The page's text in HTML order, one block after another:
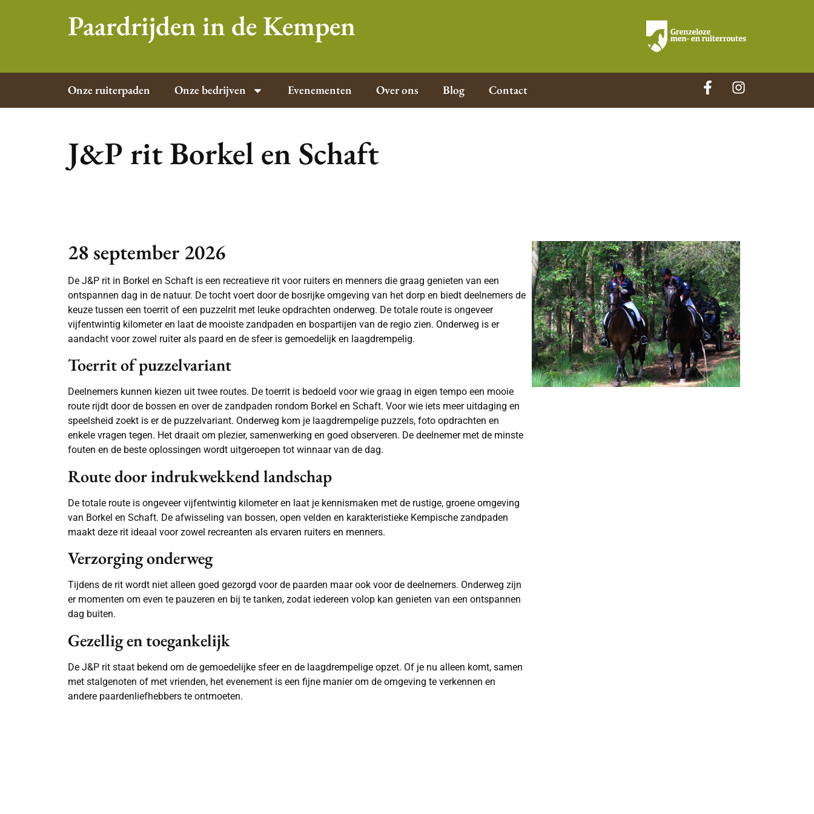
Paardrijden in de Kempen
Onze ruiterpaden Onze bedrijven Evenementen Over ons Blog Contact
J&P rit Borkel en Schaft
28 september 2026
De J&P rit in Borkel en Schaft is een recreatieve rit voor ruiters en menners die graag genieten van een
ontspannen dag in de natuur. De tocht voert door de bosrijke omgeving van het dorp en biedt deelnemers de
keuze tussen een toerrit of een puzzelrit met leuke opdrachten onderweg. De totale route is ongeveer
vijfentwintig kilometer en laat de mooiste zandpaden en bospartijen van de regio zien. Onderweg is er
aandacht voor zowel ruiter als paard en de sfeer is gemoedelijk en laagdrempelig.
Toerrit of puzzelvariant
Deelnemers kunnen kiezen uit twee routes. De toerrit is bedoeld voor wie graag in eigen tempo een mooie
route rijdt door de bossen en over de zandpaden rondom Borkel en Schaft. Voor wie iets meer uitdaging en
speelsheid zoekt is er de puzzelvariant. Onderweg kom je laagdrempelige puzzels, foto opdrachten en
enkele vragen tegen. Het draait om plezier, samenwerking en goed observeren. De deelnemer met de minste
fouten en de beste oplossingen wordt uitgeroepen tot winnaar van de dag.
Route door indrukwekkend landschap
De totale route is ongeveer vijfentwintig kilometer en laat je kennismaken met de rustige, groene omgeving
van Borkel en Schaft. De afwisseling van bossen, open velden en karakteristieke Kempische zandpaden
maakt deze rit ideaal voor zowel recreanten als ervaren ruiters en menners.
Verzorging onderweg
Tijdens de rit wordt niet alleen goed gezorgd voor de paarden maar ook voor de deelnemers. Onderweg zijn
er momenten om even te pauzeren en bij te tanken, zodat iedereen volop kan genieten van een ontspannen
dag buiten.
Gezellig en toegankelijk
De J&P rit staat bekend om de gemoedelijke sfeer en de laagdrempelige opzet. Of je nu alleen komt, samen
met stalgenoten of met vrienden, het evenement is een fijne manier om de omgeving te verkennen en
andere paardenliefhebbers te ontmoeten.